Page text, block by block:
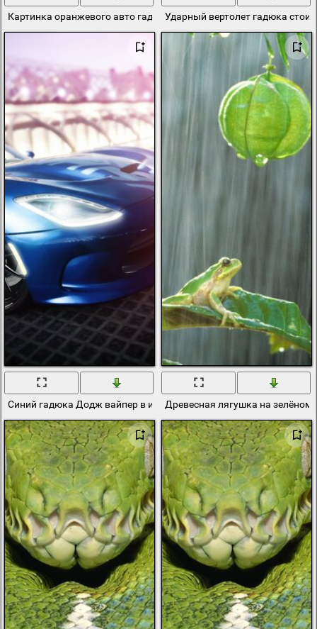
Картинка оранжевого авто гадюка едет по трассе
Ударный вертолет гадюка
Синий гадюка Додж вайпер в игре на PlayStationДревесная лягушка на зелёном